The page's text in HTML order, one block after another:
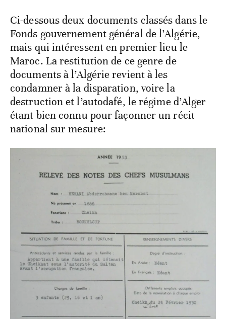
Ci-dessous deux documents classés dans le
Fonds gouvernement général de l’Algérie,
mais qui intéressent en premier lieu le
Maroc. La restitution de ce genre de
documents à l’Algérie revient à les
condamner à la disparation, voire la
destruction et l’autodafé, le régime d’Alger
étant bien connu pour façonner un récit
national sur mesure: